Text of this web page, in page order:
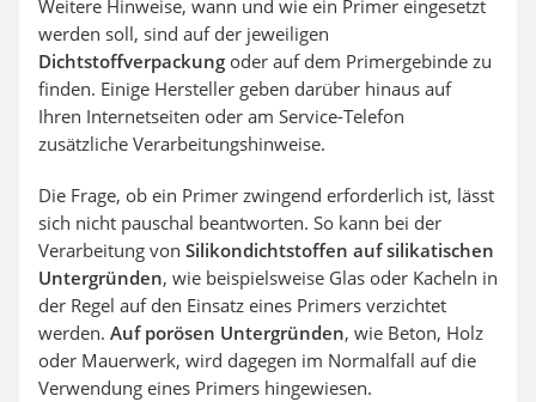
Weitere Hinweise, wann und wie ein Primer eingesetzt
werden soll, sind auf der jeweiligen
Dichtstoffverpackung oder auf dem Primergebinde zu
finden. Einige Hersteller geben darüber hinaus auf
Ihren Internetseiten oder am Service-Telefon
zusätzliche Verarbeitungshinweise.
Die Frage, ob ein Primer zwingend erforderlich ist, lässt
sich nicht pauschal beantworten. So kann bei der
Verarbeitung von Silikondichtstoffen auf silikatischen
Untergründen, wie beispielsweise Glas oder Kacheln in
der Regel auf den Einsatz eines Primers verzichtet
werden. Auf porösen Untergründen, wie Beton, Holz
oder Mauerwerk, wird dagegen im Normalfall auf die
Verwendung eines Primers hingewiesen.